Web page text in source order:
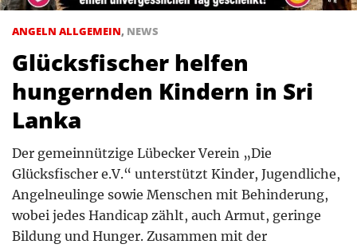
ANGELN ALLGEMEIN, NEWS
Glücksfischer helfen
hungernden Kindern in Sri
Lanka
Der gemeinnützige Lübecker Verein „Die
Glücksfischer e.V.“ unterstützt Kinder, Jugendliche,
Angelneulinge sowie Menschen mit Behinderung,
wobei jedes Handicap zählt, auch Armut, geringe
Bildung und Hunger. Zusammen mit der